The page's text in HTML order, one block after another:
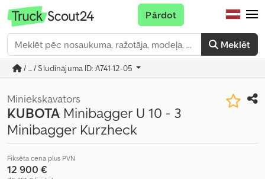
Meklēt
Pārdot
/ ... / Sludinājuma ID: A741-12-05
Miniekskavators
KUBOTA Minibagger U 10 - 3
Minibagger Kurzheck
Fiksēta cena plus PVN
12 900 €